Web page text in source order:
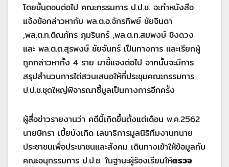
โดยขั้นตอนต่อไป คณะกรรมการ ป.ป.ช. จะทำหนังสือ
แจ้งข้อกล่าวหากับ พล.ต.อ.จักรทิพย์ ชัยจินดา
,พล.ต.ท.ติณภัทร ภุมรินทร์ ,พล.ต.ท.สมพงษ์ ชิงดวง
และ พล.ต.ต.สุรพงษ์ ชัยจันทร์ เป็นทางการ และเรียกผู้
ถูกกล่าวหาทั้ง 4 ราย มาชี้แจงต่อไป จากนั้นจะมีการ
สรุปสำนวนการไต่สวนเสนอให้ที่ประชุมคณะกรรมการ
ป.ป.ช.ชุดใหญ่พิจารณาชี้มูลเป็นทางการอีกครั้ง
ผู้สื่อข่าวรายงานว่า คดีนี้เกิดขึ้นตั้งแต่เดือน พ.ค.2562
นายษิทรา เบี้ยบังเกิด เลขาธิการมูลนิธิทีมงานทนาย
ประชาชนเพื่อประชาชนและสังคม เดินทางเข้าให้ข้อมูลกับ
คณะอนุกรรมการ ป.ป.ช. ในฐานะผู้ร้องเรียนให้ตรวจ